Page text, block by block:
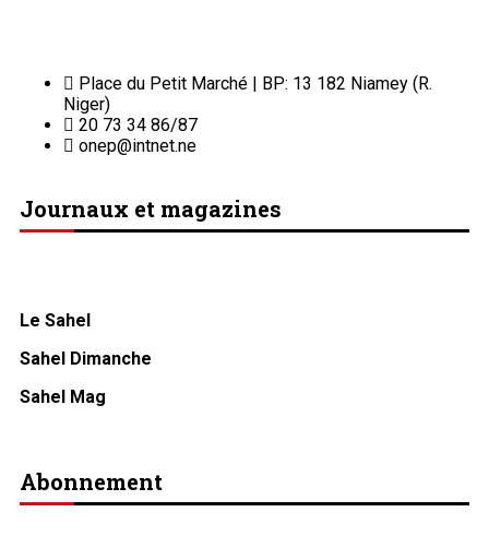
Place du Petit Marché | BP: 13 182 Niamey (R.
Niger)
20 73 34 86/87
onep@intnet.ne
Journaux et magazines
Le Sahel
Sahel Dimanche
Sahel Mag
Abonnement